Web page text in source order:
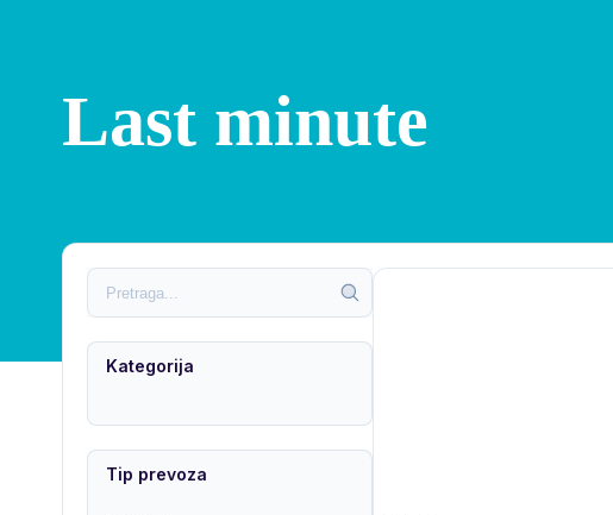
Last minute
Kategorija
Tip prevoza